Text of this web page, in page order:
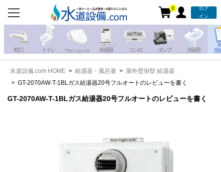
0
ログ
イン
蛇 口 トイレ ウォシュレット 給湯器 コンロ ポンプ 洗面所
見
お電話での注文・お見積も
承っております!!
携帯電話から
iPhone・iPadから
写真を送る
お問い合わせ
水道設備.com HOME 給湯器・風呂釜
屋外壁掛型 給湯器
GT-2070AW-T-1BLガス給湯器20号フルオートのレビューを書く
GT-2070AW-T-1BLガス給湯器20号フルオートのレビューを書く